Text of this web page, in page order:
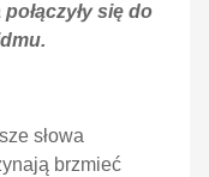
się do
słowa
brzmieć